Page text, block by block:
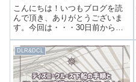
ン方法をレポート！
こんにちは！いつもブログを読
んで頂き、ありがとうございま
す。今回は・・・30日前から開
始！ディズニークルーズのオン
ラインチェックイン方法をレポ
ート！前回はクルーズアプリの
使い方を紹介しました！▶事前
のレストランやアクティビティ
DLR&DCL